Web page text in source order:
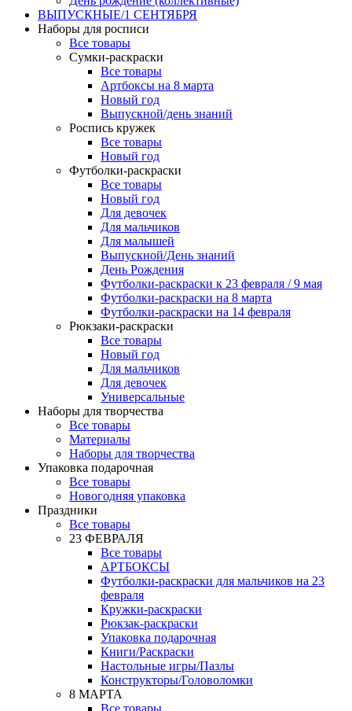
ВЫПУСКНЫЕ/1 СЕНТЯБРЯ
Наборы для росписи
Все товары
Сумки-раскраски
Все товары
Артбоксы на 8 марта
Новый год
Выпускной/день знаний
Роспись кружек
Все товары
Новый год
Футболки-раскраски
Все товары
Новый год
Для девочек
Для мальчиков
Для малышей
Выпускной/День знаний
День Рождения
Футболки-раскраски к 23 февраля / 9 мая
Футболки-раскраски на 8 марта
Футболки-раскраски на 14 февраля
Рюкзаки-раскраски
Все товары
Новый год
Для мальчиков
Для девочек
Универсальные
Наборы для творчества
Все товары
Материалы
Наборы для творчества
Упаковка подарочная
Все товары
Новогодняя упаковка
Праздники
Все товары
23 ФЕВРАЛЯ
Все товары
АРТБОКСЫ
Футболки-раскраски для мальчиков на 23
февраля
Кружки-раскраски
Рюкзак-раскраски
Упаковка подарочная
Книги/Раскраски
Настольные игры/Пазлы
Конструкторы/Головоломки
8 МАРТА
Все товары